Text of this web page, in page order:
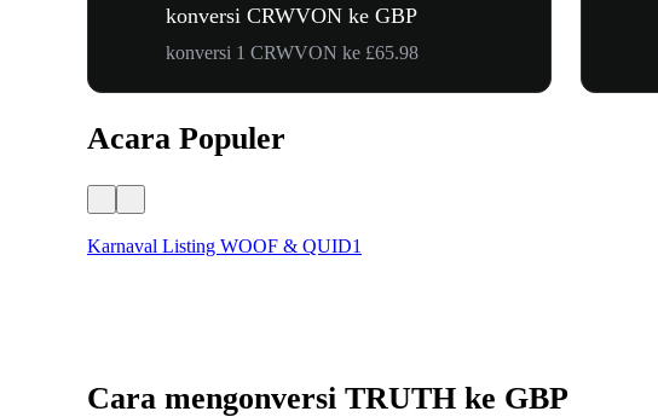
konversi CRWVON ke GBP
konversi 1 CRWVON ke £65.98
Acara Populer
Karnaval Listing WOOF & QUID1
Cara mengonversi TRUTH ke GBP